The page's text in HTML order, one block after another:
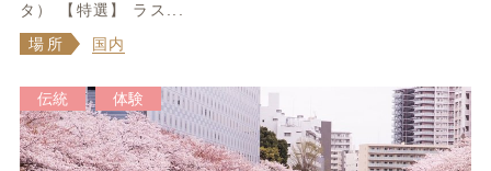
タ） 【特選】 ラス...
場所
国内
伝統 体験